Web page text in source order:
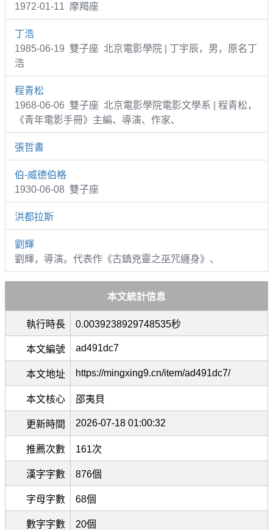
1972-01-11 摩羯座
丁浩
1985-06-19 雙子座 北京電影學院 | 丁宇辰，男，原名丁
浩
程青松
1968-06-06 雙子座 北京電影學院電影文學系 | 程青松，
《青年電影手冊》主編、導演、作家、
張哲書
伯-威德伯格
1930-06-08 雙子座
洪都拉斯
劉輝
劉輝，導演。代表作《古鎮兇靈之巫咒纏身》、
本文統計信息
執行時長 0.0039238929748535秒
本文編號 ad491dc7
本文地址 https://mingxing9.cn/item/ad491dc7/
本文核心 邵夷貝
更新時間 2026-07-18 01:00:32
推薦次數 161次
漢字字數 876個
字母字數 68個
數字字數 20個